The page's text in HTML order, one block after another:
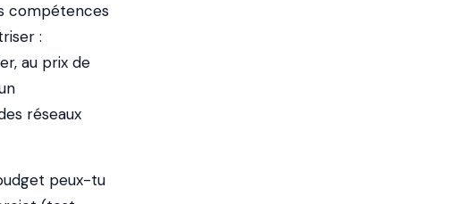
compétences
:
au prix de
réseaux
peux-tu